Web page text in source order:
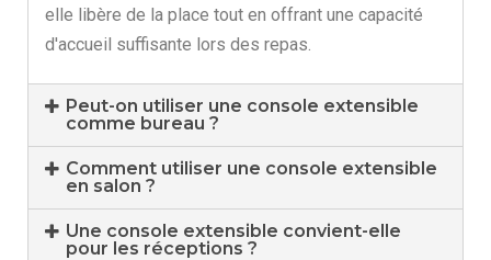
elle libère de la place tout en offrant une capacité
d'accueil suffisante lors des repas.
Peut-on utiliser une console extensible
comme bureau ?
Comment utiliser une console extensible
en salon ?
Une console extensible convient-elle
pour les réceptions ?